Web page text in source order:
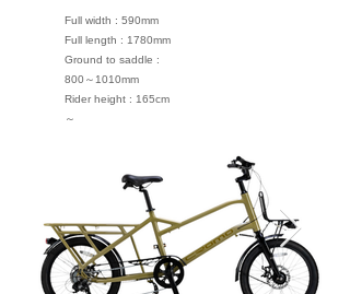
Full width : 590mm
Full length : 1780mm
Ground to saddle :
800～1010mm
Rider height : 165cm
～